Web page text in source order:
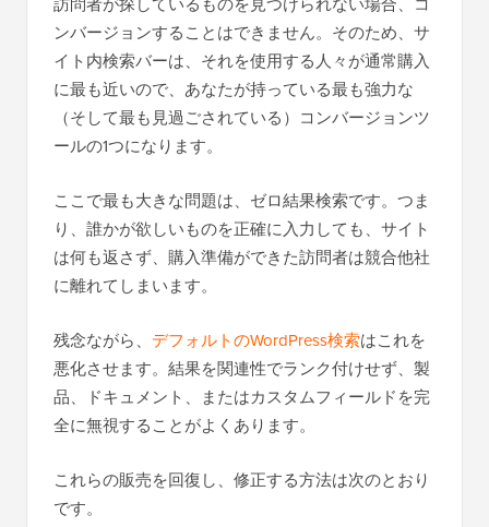
ンバージョンすることはできません。そのため、サ
イト内検索バーは、それを使用する人々が通常購入
に最も近いので、あなたが持っている最も強力な
（そして最も見過ごされている）コンバージョンツ
ールの1つになります。
ここで最も大きな問題は、ゼロ結果検索です。つま
り、誰かが欲しいものを正確に入力しても、サイト
は何も返さず、購入準備ができた訪問者は競合他社
に離れてしまいます。
残念ながら、 デフォルトのWordPress検索はこれを
悪化させます。結果を関連性でランク付けせず、製
品、ドキュメント、またはカスタムフィールドを完
全に無視することがよくあります。
これらの販売を回復し、修正する方法は次のとおり
です。